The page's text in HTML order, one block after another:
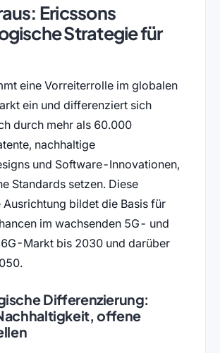
Ericssons
Strategie für
eine Vorreiterrolle im globalen
ein und differenziert sich
durch mehr als 60.000
nachhaltige
und Software-Innovationen,
Standards setzen. Diese
Ausrichtung bildet die Basis für
im wachsenden 5G- und
Markt bis 2030 und darüber
Differenzierung:
offene